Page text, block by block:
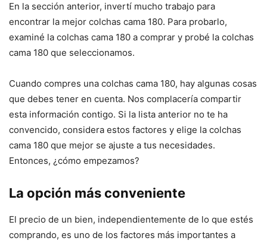
En la sección anterior, invertí mucho trabajo para
encontrar la mejor colchas cama 180. Para probarlo,
examiné la colchas cama 180 a comprar y probé la colchas
cama 180 que seleccionamos.
Cuando compres una colchas cama 180, hay algunas cosas
que debes tener en cuenta. Nos complacería compartir
esta información contigo. Si la lista anterior no te ha
convencido, considera estos factores y elige la colchas
cama 180 que mejor se ajuste a tus necesidades.
Entonces, ¿cómo empezamos?
La opción más conveniente
El precio de un bien, independientemente de lo que estés
comprando, es uno de los factores más importantes a